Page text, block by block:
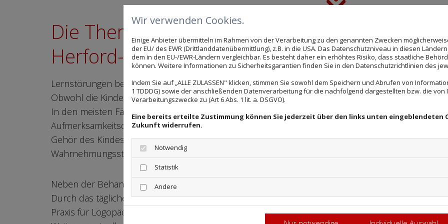
Die Therapie bei Lernstörungen in der Praxis
Herford-Elverdissen
Lernstörungen belasten sowohl die Eltern als auch vor allem die Kinder. Folgen sind
Obwohl die Kinder eine normale Intelligenz besitzen, treten Lernschwächen beim Lesen,
In den meisten Fällen treten die Lernstörungen, wie Lese-Rechtschreib-Schwäche, Legasthenie,
Aufmerksamkeitsdefizite wie ADS und ADHS in Verbindung mit einer Wahrnehmungsstörung in
Gehör des Kindes intakt ist, ist die Verarbeitung zwischen Gehör und Gehirn gestört. Man
Wahrnehmungsstörung (AVWS). Dies kann für die Probleme in der Schule verantwortlich sein.
Neben der Behandlung von AVWS in der logopädischen Praxis wirkt der Einsatz des AUDIVA-
Durch das tägliche Üben mit dem Trainingsgerät zu Hause, wird der Übertrag in den Alltag
Praxis für Logopädie Claudia Kiel in einem individuellen Beratungsgespräch über den Einsatz des
Wir verwenden Cookies.
Einige Anbieter übermitteln im Rahmen von der Verarbeitung zu den genannten Zwecken
der EU/ des EWR (Drittlanddatenübermittlung), z.B. in die USA. Das Datenschutzniveau in diesen
dem in den EU-/EWR-Ländern vergleichbar. Es besteht daher ein erhöhtes Risiko, dass staatliche
können. Weitere Informationen zu Sicherheitsgarantien finden Sie in den Datenschutzrichtlinien des
Indem Sie auf „ALLE ZULASSEN" klicken, stimmen Sie sowohl dem Speichern und Abrufen von
1 TDDDG) sowie der anschließenden Datenverarbeitung für die nachfolgend dargestellten bzw. die
Verarbeitungszwecke zu (Art 6 Abs. 1 lit. a. DSGVO).
Eine bereits erteilte Zustimmung können Sie jederzeit über den links unten eingeblendeten
Zukunft widerrufen.
Notwendig
Statistik
Andere